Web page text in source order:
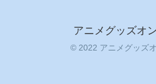
アニメグッズオ
© 2022 アニメグッズ